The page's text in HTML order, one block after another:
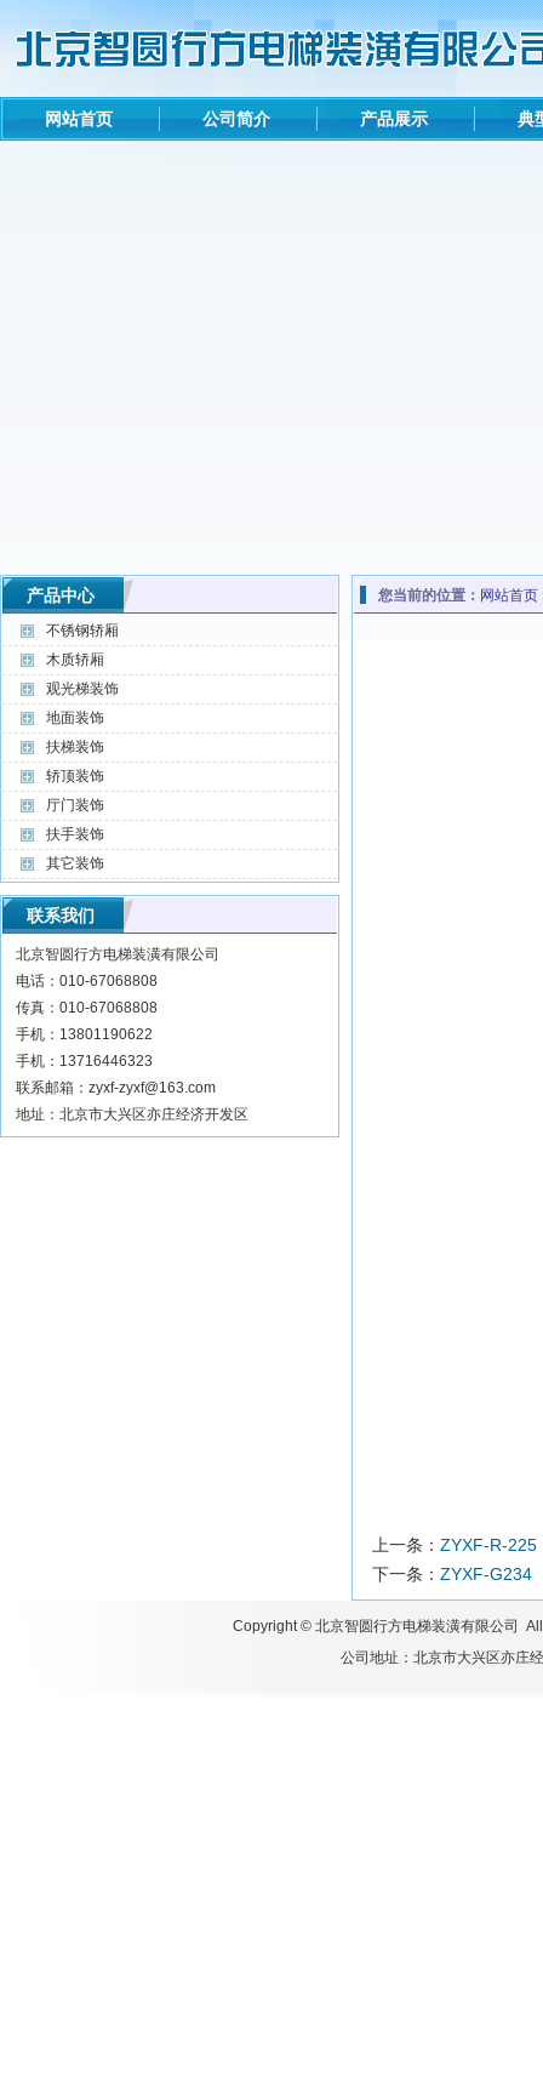
网站首页 公司简介 产品展示 典
产品中心
不锈钢轿厢
木质轿厢
观光梯装饰
地面装饰
扶梯装饰
轿顶装饰
厅门装饰
扶手装饰
其它装饰
联系我们
北京智圆行方电梯装潢有限公司
电话：010-67068808
传真：010-67068808
手机：13801190622
手机：13716446323
联系邮箱：zyxf-zyxf@163.com
地址：北京市大兴区亦庄经济开发区
您当前的位置： 网站首页
上一条： ZYXF-R-225
下一条： ZYXF-G234
Copyright © 北京智圆行方电梯装潢有限公司
公司地址：北京市大兴区亦庄